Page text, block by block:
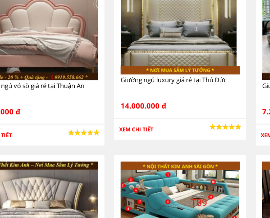
vỏ sò giá rẻ tại Thuận An
đ
Giường ngủ luxury giá rẻ tại Thủ Đức
14.000.000 đ
XEM CHI TIẾT